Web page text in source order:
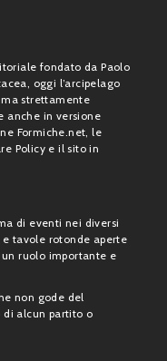
fondato da Paolo
oggi l’arcipelago
strettamente
anche in versione
Formiche.net, le
Policy e il sito in
di eventi nei diversi
tavole rotonde aperte
ruolo importante e
non gode del
di alcun partito o